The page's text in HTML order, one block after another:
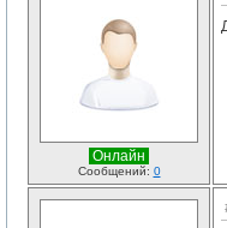
Онлайн
Сообщений: 0